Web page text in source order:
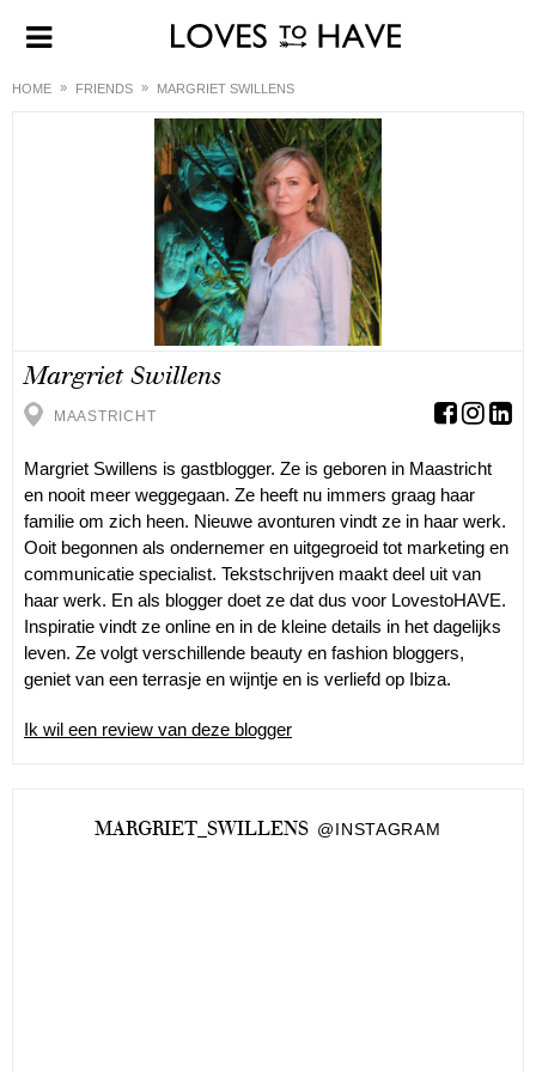
HOME FRIENDS MARGRIET SWILLENS
Margriet Swillens
MAASTRICHT
Margriet Swillens is gastblogger. Ze is geboren in Maastricht
en nooit meer weggegaan. Ze heeft nu immers graag haar
familie om zich heen. Nieuwe avonturen vindt ze in haar werk.
Ooit begonnen als ondernemer en uitgegroeid tot marketing en
communicatie specialist. Tekstschrijven maakt deel uit van
haar werk. En als blogger doet ze dat dus voor LovestoHAVE.
Inspiratie vindt ze online en in de kleine details in het dagelijks
leven. Ze volgt verschillende beauty en fashion bloggers,
geniet van een terrasje en wijntje en is verliefd op Ibiza.
Ik wil een review van deze blogger
MARGRIET_SWILLENS @INSTAGRAM